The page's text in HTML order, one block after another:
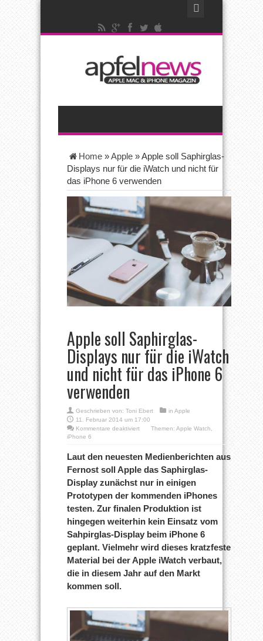
Home »Apple »Apple soll Saphirglas-
Displays nur für die iWatch und nicht für
das iPhone 6 verwenden
Apple soll Saphirglas-
Displays nur für die iWatch
und nicht für das iPhone 6
verwenden
Geschrieben von: Toni Ebert in Apple
11. Februar 2014 um 17:00
Kommentare deaktiviertfür
Saphirglas-
Displays
nur
die
iWatch
nicht
für
das
iPhone
verwenden
Themen: Apple Watch
iPhone 6
Laut den neuesten Medienberichten aus
Fernost soll Apple das Saphirglas-
Display zunächst nur in einigen
Prototypen der kommenden iPhones
testen. Zur finalen Produktion ist
hingegen weiterhin kein Einsatz vom
Sahpirglas-Display beim iPhone 6
geplant. Vielmehr wird dieses kratzfeste
Material bei der Apple iWatch verbaut,
die in diesem Jahr auf den Markt
kommen soll.